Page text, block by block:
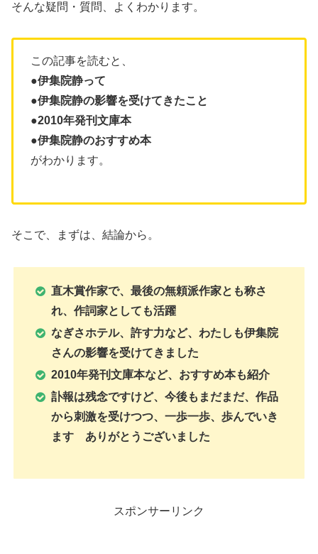
そんな疑問・質問、よくわかります。
この記事を読むと、
●伊集院静って
●伊集院静の影響を受けてきたこと
●2010年発刊文庫本
●伊集院静のおすすめ本
がわかります。
そこで、まずは、結論から。
直木賞作家で、最後の無頼派作家とも称さ
れ、作詞家としても活躍
なぎさホテル、許す力など、わたしも伊集院
さんの影響を受けてきました
2010年発刊文庫本など、おすすめ本も紹介
訃報は残念ですけど、今後もまだまだ、作品
から刺激を受けつつ、一歩一歩、歩んでいき
ます ありがとうございました
スポンサーリンク